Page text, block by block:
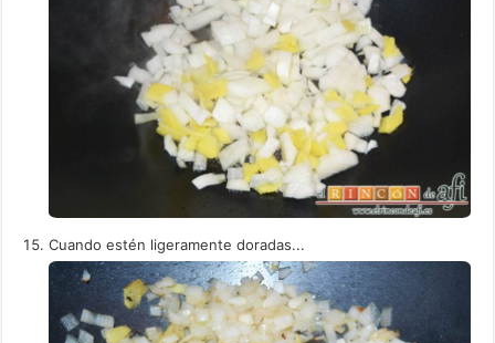
Cuando estén ligeramente doradas...